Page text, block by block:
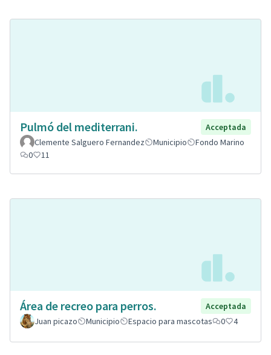
Pulmó del mediterrani.
Acceptada
Clemente Salguero Fernandez
Municipio
Fondo Marino
0
11
Área de recreo para perros.
Acceptada
Juan picazo
Municipio Espacio para mascotas 0 4